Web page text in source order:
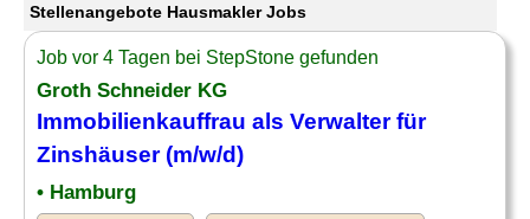
Stellenangebote Hausmakler Jobs
Job vor 4 Tagen bei StepStone gefunden
Groth Schneider KG
Immobilienkauffrau als Verwalter für
Zinshäuser (m/w/d)
• Hamburg